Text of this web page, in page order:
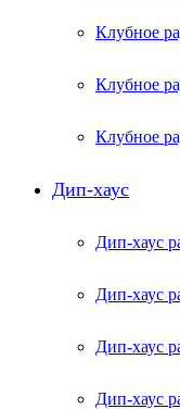
Клубное
Клубное
Клубное
Дип-хаус
Дип-хаус
Дип-хаус
Дип-хаус
Дип-хаус